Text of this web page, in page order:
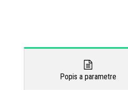
Popis a parametre